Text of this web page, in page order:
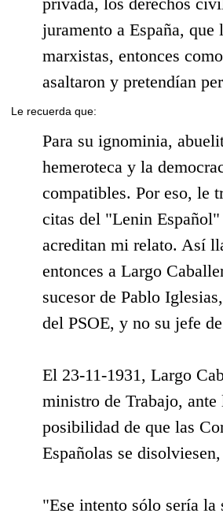
juramento a España, que
marxistas, entonces
asaltaron y pretendían
Le recuerda que:
Para su ignominia,
hemeroteca y la
compatibles. Por eso, le
citas del "Lenin Español"
acreditan mi relato. Así
entonces a Largo
sucesor de Pablo
del PSOE, y no su jefe
El 23-11-1931, Largo
ministro de Trabajo, ante
posibilidad de que las
Españolas se
"Ese intento sólo sería la